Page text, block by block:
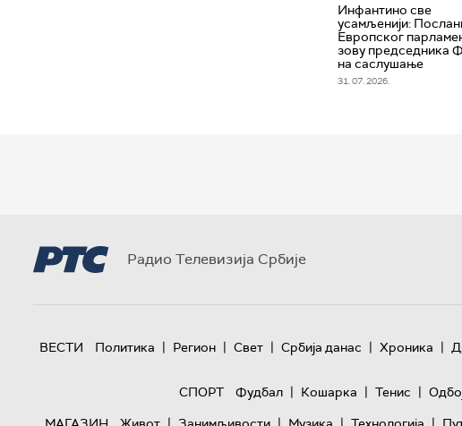
Инфантино све
усамљенији:
Европског
зову председника
на саслушање
31. 07. 2026.
Радио Телевизија Србије
ВЕСТИ Политика | Регион | Свет | Србија данас | Хроника |
СПОРТ
Фудбал | Кошарка | Тенис |